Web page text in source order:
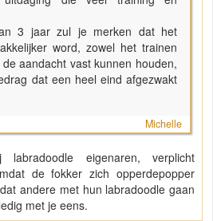
3 jaar zul je merken dat het
word, zowel het trainen
aandacht vast kunnen houden,
dat een heel eind afgezwakt
Michelle
eigenaren, verplicht
de fokker zich opperdepopper
andere met hun labradoodle gaan
met je eens.